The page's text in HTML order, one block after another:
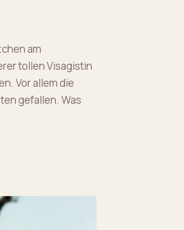
am
tollen Visagistin
Vor allem die
gefallen. Was